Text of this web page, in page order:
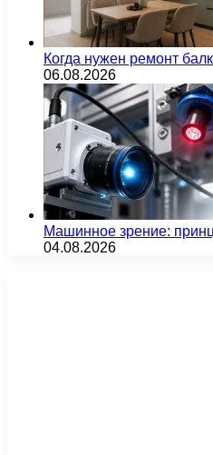
Когда нужен ремонт
06.08.2026
Машинное зрение:
04.08.2026